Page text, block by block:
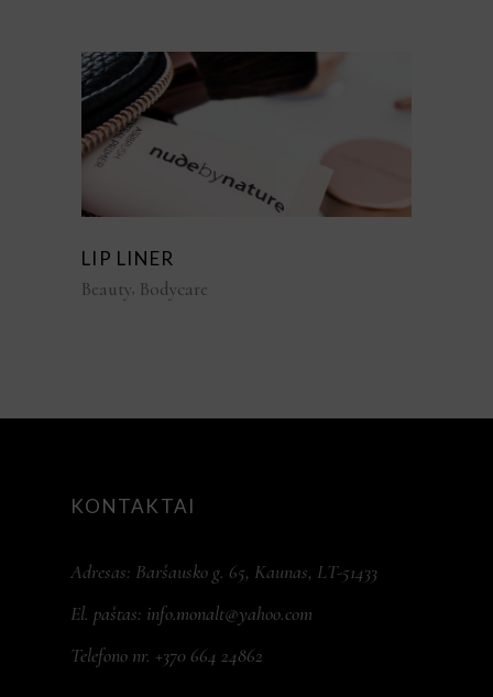
LIP LINER
Beauty Bodycare
KONTAKTAI
Adresas: Baršausko g. 65, Kaunas, LT-51433
El. paštas: info.monalt@yahoo.com
Telefono nr. +370 664 24862